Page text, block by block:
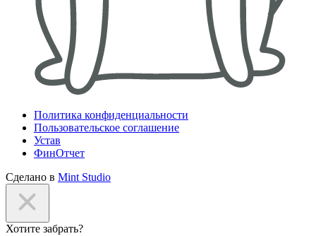
Политика конфиденциальности
Пользовательское соглашение
Устав
ФинОтчет
Сделано в Mint Studio
Хотите забрать?